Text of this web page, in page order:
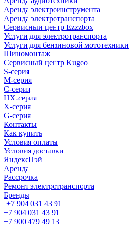
Аренда электроинструмента
Аренда электротранспорта
Сервисный центр Ezzzbox
Услуги для электротранспорта
Услуги для бензиновой мототехники
Шиномонтаж
Сервисный центр Kugoo
S-cерия
M-серия
С-серия
HX-серия
X-серия
G-серия
Контакты
Как купить
Условия оплаты
Условия доставки
ЯндексПэй
Аренда
Рассрочка
Ремонт электротранспорта
Бренды
+7 904 031 43 91
+7 904 031 43 91
+7 900 479 49 13